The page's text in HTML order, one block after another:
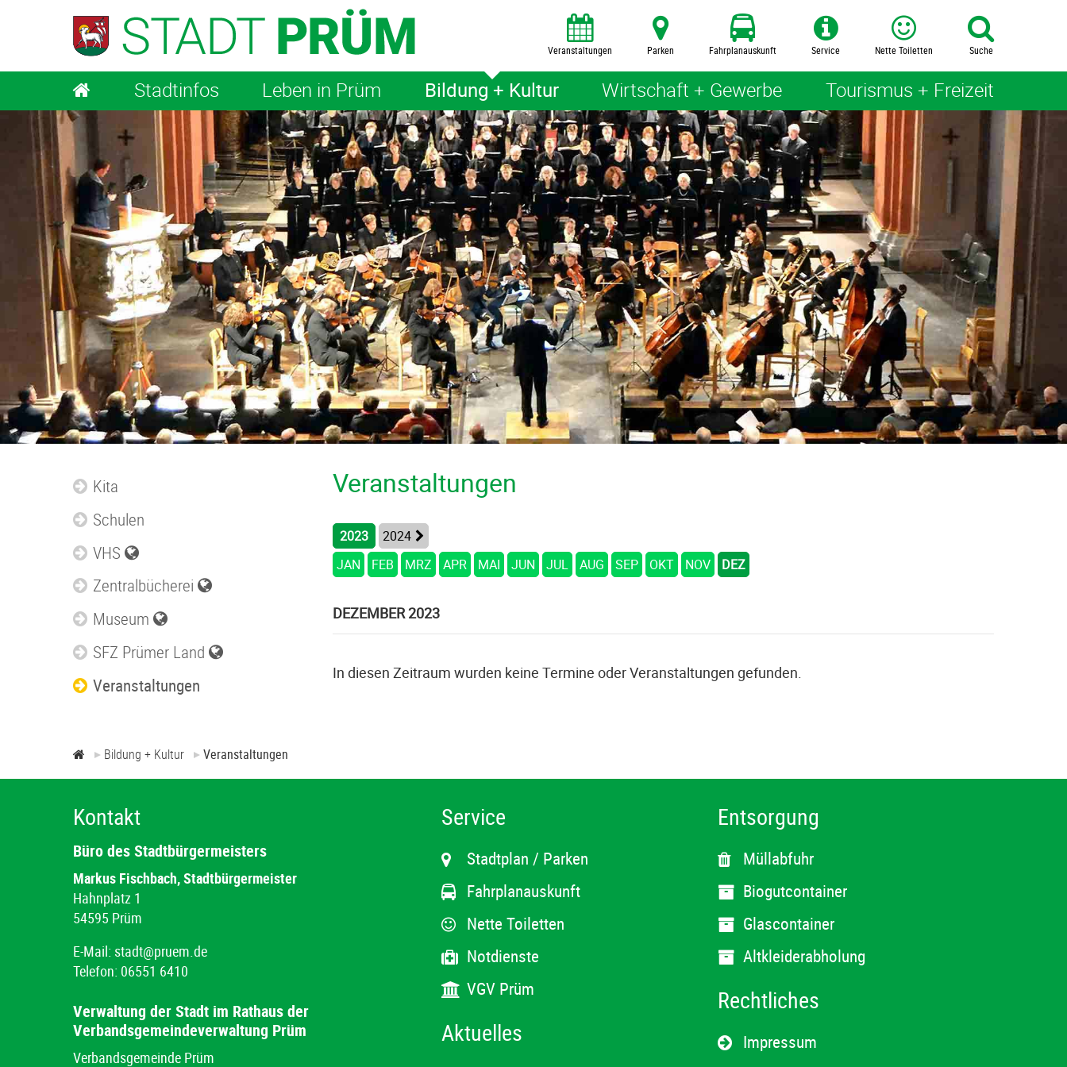
Veranstaltungen Parken Fahrplanauskunft Service Nette Toiletten Suche
Stadtinfos Leben in Prüm Bildung + Kultur Wirtschaft + Gewerbe Tourismus + Freizeit
Kita
Schulen
VHS
Zentralbücherei
Museum
SFZ Prümer Land
Veranstaltungen
Veranstaltungen
2023
2024
JAN
FEB MRZ APR MAI JUN JUL AUG SEP OKT NOV DEZ
DEZEMBER 2023
In diesen Zeitraum wurden keine Termine oder Veranstaltungen gefunden.
Bildung + Kultur Veranstaltungen
Kontakt
Büro des Stadtbürgermeisters
Markus Fischbach, Stadtbürgermeister
Hahnplatz 1
54595 Prüm
E-Mail: stadt@pruem.de
Telefon: 06551 6410
Verwaltung der Stadt im Rathaus der
Verbandsgemeindeverwaltung Prüm
Verbandsgemeinde Prüm
Service
Stadtplan / Parken
Fahrplanauskunft
Nette Toiletten
Notdienste
VGV Prüm
Aktuelles
Entsorgung
Müllabfuhr
Biogutcontainer
Glascontainer
Altkleiderabholung
Rechtliches
Impressum